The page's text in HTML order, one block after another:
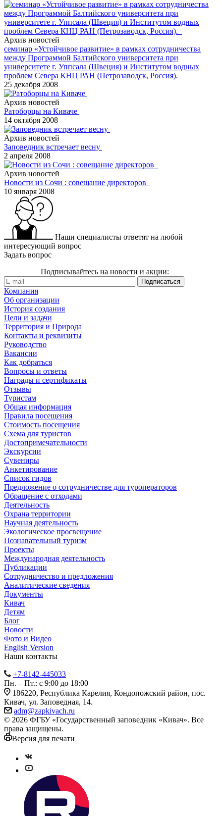
Архив новостей
семинар «Устойчивое развитие» в рамках сотрудничества
между Программой Балтийского университета при
университете г. Уппсала (Швеция) и Институтом водных
проблем Севера КНЦ РАН (Петрозаводск, Россия).
25 декабря 2008
Архив новостей
Ратоборцы на Киваче
14 октября 2008
Архив новостей
Заповедник встречает весну
2 апреля 2008
Архив новостей
Новости из Сочи : совещание директоров
10 января 2008
Наши специалисты ответят на любой
интересующий вопрос
Задать вопрос
Подписывайтесь на новости и акции:
Компания
Об организации
История создания
Цели и задачи
Территория и Природа
Контакты и реквизиты
Руководство
Вакансии
Как добраться
Вопросы и ответы
Награды и сертификаты
Отзывы
Туристам
Общая информация
Правила посещения
Стоимость посещения
Схема для туристов
Достопримечательности
Экскурсии
Сувениры
Анкетирование
Список гидов
Предложение о сотрудничестве для туроператоров
Обращение с отходами
Деятельность
Охрана территории
Научная деятельность
Экологическое просвещение
Познавательный туризм
Проекты
Международная деятельность
Публикации
Сотрудничество и предложения
Аналитические сведения
Документы
Кивач
Детям
Блог
Новости
Фото и Видео
English Version
Наши контакты
+7-8142-445033
Пн. – Пт.: с 9:00 до 18:00
186220, Республика Карелия, Кондопожский район, пос.
Кивач, ул. Заповедная, 14.
adm@zapkivach.ru
© 2026 ФГБУ «Государственный заповедник «Кивач». Все
права защищены.
Версия для печати